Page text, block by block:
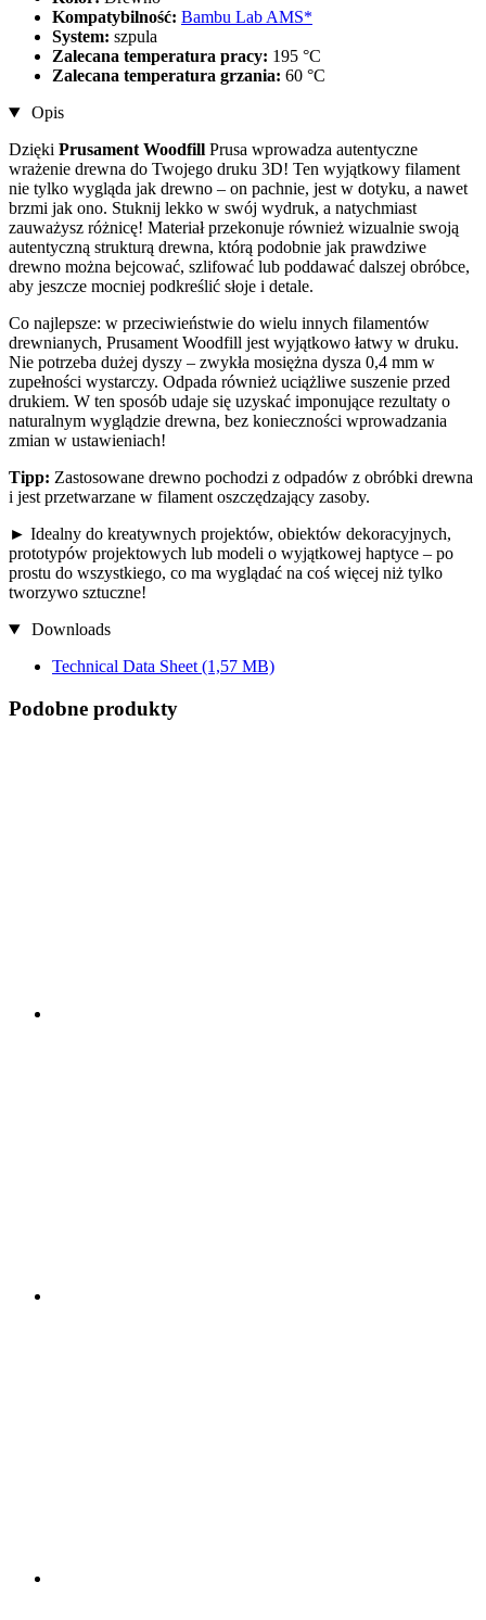
Kompatybilność: Bambu Lab AMS*
System: szpula
Zalecana temperatura pracy: 195 °C
Zalecana temperatura grzania: 60 °C
Opis
Dzięki Prusament Woodfill Prusa wprowadza autentyczne
wrażenie drewna do Twojego druku 3D! Ten wyjątkowy filament
nie tylko wygląda jak drewno – on pachnie, jest w dotyku, a nawet
brzmi jak ono. Stuknij lekko w swój wydruk, a natychmiast
zauważysz różnicę! Materiał przekonuje również wizualnie swoją
autentyczną strukturą drewna, którą podobnie jak prawdziwe
drewno można bejcować, szlifować lub poddawać dalszej obróbce,
aby jeszcze mocniej podkreślić słoje i detale.
Co najlepsze: w przeciwieństwie do wielu innych filamentów
drewnianych, Prusament Woodfill jest wyjątkowo łatwy w druku.
Nie potrzeba dużej dyszy – zwykła mosiężna dysza 0,4 mm w
zupełności wystarczy. Odpada również uciążliwe suszenie przed
drukiem. W ten sposób udaje się uzyskać imponujące rezultaty o
naturalnym wyglądzie drewna, bez konieczności wprowadzania
zmian w ustawieniach!
Tipp: Zastosowane drewno pochodzi z odpadów z obróbki drewna
i jest przetwarzane w filament oszczędzający zasoby.
► Idealny do kreatywnych projektów, obiektów dekoracyjnych,
prototypów projektowych lub modeli o wyjątkowej haptyce – po
prostu do wszystkiego, co ma wyglądać na coś więcej niż tylko
tworzywo sztuczne!
Downloads
Technical Data Sheet (1,57 MB)
Podobne produkty